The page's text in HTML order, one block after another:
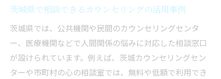
茨城県で相談できるカウンセリングの活用事例
茨城県では、公共機関や民間のカウンセリングセンタ
ー、医療機関などで人間関係の悩みに対応した相談窓口
が設けられています。例えば、茨城カウンセリングセン
ターや市町村の心の相談室では、無料や低額で利用でき